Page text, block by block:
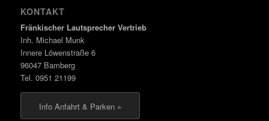
KONTAKT
Fränkischer Lautsprecher Vertrieb
Inh. Michael Munk
Innere Löwenstraße 6
96047 Bamberg
Tel. 0951 21199
Info Anfahrt & Parken »